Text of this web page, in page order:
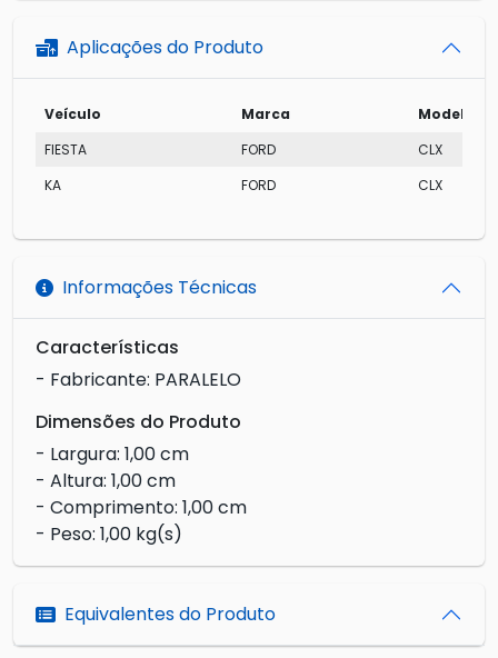
Aplicações do Produto
Veículo Marca
Modelo
FIESTA
FORD
CLX
KA
FORD CLX
Informações Técnicas
Características
- Fabricante: PARALELO
Dimensões do Produto
- Largura: 1,00 cm
- Altura: 1,00 cm
- Comprimento: 1,00 cm
- Peso: 1,00 kg(s)
Equivalentes do Produto